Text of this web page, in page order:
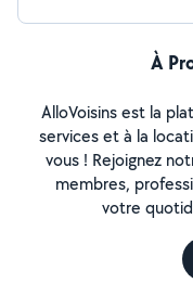
À
AlloVoisins est la
services et à la
vous ! Rejoignez
membres,
votre